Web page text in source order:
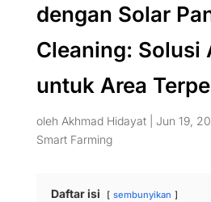
dengan Solar
Cleaning: Solusi
untuk Area
oleh Akhmad Hidayat| Jun 19,
Smart Farming
Daftar isi sembunyikan